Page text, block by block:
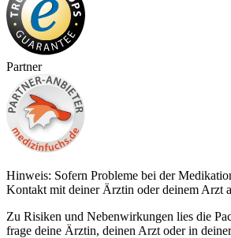
Partner
Hinweis: Sofern Probleme bei der
Kontakt mit deiner Ärztin oder deinem Arzt
Zu Risiken und Nebenwirkungen lies die
frage deine Ärztin, deinen Arzt oder in